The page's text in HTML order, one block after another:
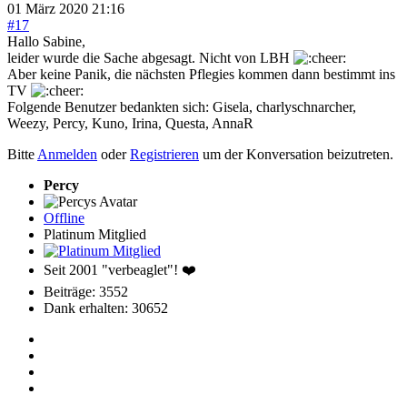
01 März 2020 21:16
#17
Hallo Sabine,
leider wurde die Sache abgesagt. Nicht von LBH
Aber keine Panik, die nächsten Pflegies kommen dann bestimmt ins
TV
Folgende Benutzer bedankten sich: Gisela, charlyschnarcher,
Weezy, Percy, Kuno, Irina, Questa, AnnaR
Bitte Anmelden oderRegistrieren um der Konversation beizutreten.
Percy
Offline
Platinum Mitglied
Seit 2001 "verbeaglet"! ❤️
Beiträge: 3552
Dank erhalten: 30652